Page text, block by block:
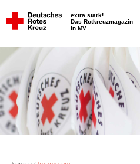
extra.stark!
Das Rotkreuzmagazin
in MV